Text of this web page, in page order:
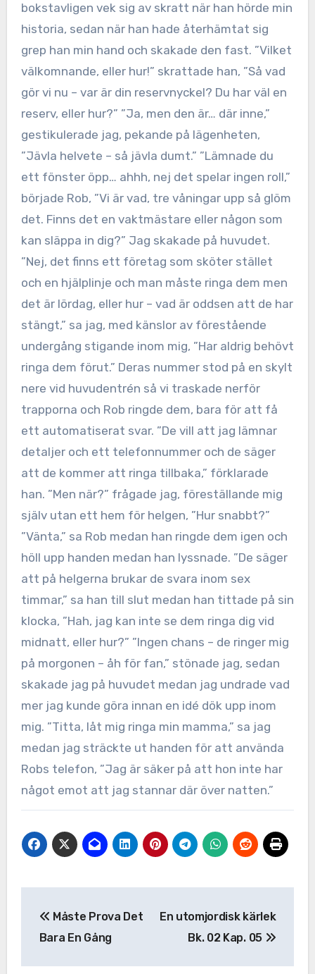
bokstavligen vek sig av skratt när han hörde min
historia, sedan när han hade återhämtat sig
grep han min hand och skakade den fast. ”Vilket
välkomnande, eller hur!” skrattade han, ”Så vad
gör vi nu – var är din reservnyckel? Du har väl en
reserv, eller hur?” ”Ja, men den är… där inne,”
gestikulerade jag, pekande på lägenheten,
”Jävla helvete – så jävla dumt.” ”Lämnade du
ett fönster öpp… ahhh, nej det spelar ingen roll,”
började Rob, ”Vi är vad, tre våningar upp så glöm
det. Finns det en vaktmästare eller någon som
kan släppa in dig?” Jag skakade på huvudet.
”Nej, det finns ett företag som sköter stället
och en hjälplinje och man måste ringa dem men
det är lördag, eller hur – vad är oddsen att de har
stängt,” sa jag, med känslor av förestående
undergång stigande inom mig, ”Har aldrig behövt
ringa dem förut.” Deras nummer stod på en skylt
nere vid huvudentrén så vi traskade nerför
trapporna och Rob ringde dem, bara för att få
ett automatiserat svar. ”De vill att jag lämnar
detaljer och ett telefonnummer och de säger
att de kommer att ringa tillbaka,” förklarade
han. ”Men när?” frågade jag, föreställande mig
själv utan ett hem för helgen, ”Hur snabbt?”
”Vänta,” sa Rob medan han ringde dem igen och
höll upp handen medan han lyssnade. ”De säger
att på helgerna brukar de svara inom sex
timmar,” sa han till slut medan han tittade på sin
klocka, ”Hah, jag kan inte se dem ringa dig vid
midnatt, eller hur?” ”Ingen chans – de ringer mig
på morgonen – åh för fan,” stönade jag, sedan
skakade jag på huvudet medan jag undrade vad
mer jag kunde göra innan en idé dök upp inom
mig. ”Titta, låt mig ringa min mamma,” sa jag
medan jag sträckte ut handen för att använda
Robs telefon, ”Jag är säker på att hon inte har
något emot att jag stannar där över natten.”
Måste Prova Det
Bara En Gång
En utomjordisk kärlek
Bk. 02 Kap. 05